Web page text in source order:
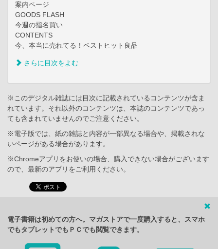
案内ページ
GOODS FLASH
今週の指名買い
CONTENTS
今、本当に売れてる！ベストヒット良品
さらに目次をよむ
※このデジタル雑誌には目次に記載されているコンテンツが含ま
れています。それ以外のコンテンツは、本誌のコンテンツであっ
ても含まれていませんのでご注意ください。
※電子版では、紙の雑誌と内容が一部異なる場合や、掲載されな
いページがある場合があります。
※Chromeアプリをお使いの場合、購入できない場合がございます
ので、最新のアプリをご利用ください。
電子書籍は初めての方へ。マガストアで一度購入すると、スマホ
でもタブレットでもＰＣでも閲覧できます。